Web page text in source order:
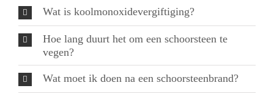
Wat is koolmonoxidevergiftiging?
Hoe lang duurt het om een schoorsteen te
vegen?
Wat moet ik doen na een schoorsteenbrand?